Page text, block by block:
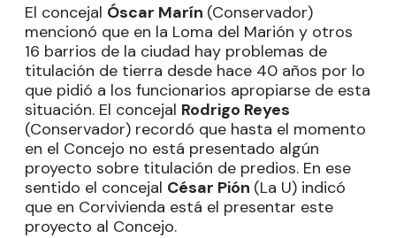
El concejal Óscar Marín (Conservador)
mencionó que en la Loma del Marión y otros
16 barrios de la ciudad hay problemas de
titulación de tierra desde hace 40 años por lo
que pidió a los funcionarios apropiarse de esta
situación. El concejal Rodrigo Reyes
(Conservador) recordó que hasta el momento
en el Concejo no está presentado algún
proyecto sobre titulación de predios. En ese
sentido el concejal César Pión (La U) indicó
que en Corvivienda está el presentar este
proyecto al Concejo.